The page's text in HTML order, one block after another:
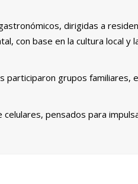
dirigidas a
con base en la cultura local y
participaron grupos familiares,
pensados para